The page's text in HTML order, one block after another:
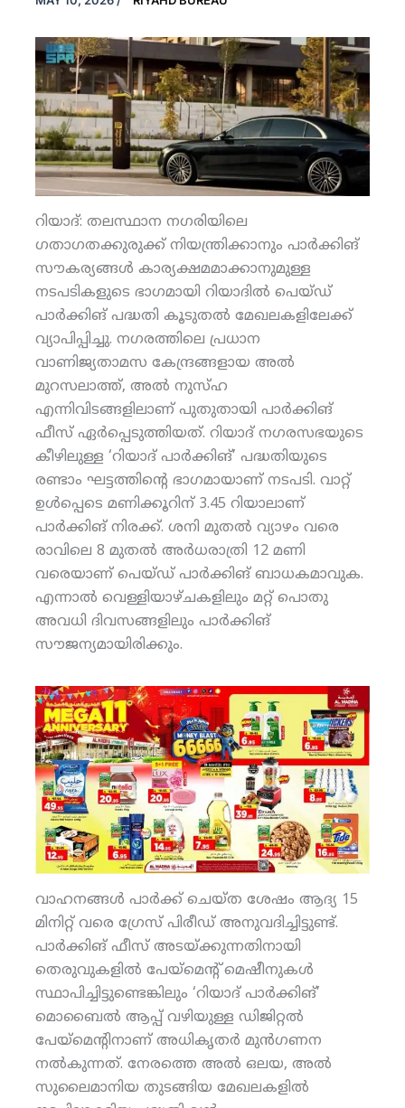
റിയാദ്: തലസ്ഥാന നഗരിയിലെ
ഗതാഗതക്കുരുക്ക് നിയന്ത്രിക്കാനും പാര്‍ക്കിങ്
സൗകര്യങ്ങള്‍ കാര്യക്ഷമമാക്കാനുമുള്ള
നടപടികളുടെ ഭാഗമായി റിയാദില്‍ പെയ്ഡ്
പാര്‍ക്കിങ് പദ്ധതി കൂടുതല്‍ മേഖലകളിലേക്ക്
വ്യാപിപ്പിച്ചു. നഗരത്തിലെ പ്രധാന
വാണിജ്യതാമസ കേന്ദ്രങ്ങളായ അല്‍
മുറസലാത്ത്, അല്‍ നുസ്ഹ
എന്നിവിടങ്ങളിലാണ് പുതുതായി പാര്‍ക്കിങ്
ഫീസ് ഏര്‍പ്പെടുത്തിയത്. റിയാദ് നഗരസഭയുടെ
കീഴിലുള്ള ‘റിയാദ് പാര്‍ക്കിങ്’ പദ്ധതിയുടെ
രണ്ടാം ഘട്ടത്തിന്റെ ഭാഗമായാണ് നടപടി. വാറ്റ്
ഉള്‍പ്പെടെ മണിക്കൂറിന് 3.45 റിയാലാണ്
പാര്‍ക്കിങ് നിരക്ക്. ശനി മുതല്‍ വ്യാഴം വരെ
രാവിലെ 8 മുതല്‍ അര്‍ധരാത്രി 12 മണി
വരെയാണ് പെയ്ഡ് പാര്‍ക്കിങ് ബാധകമാവുക.
എന്നാല്‍ വെള്ളിയാഴ്ചകളിലും മറ്റ് പൊതു
അവധി ദിവസങ്ങളിലും പാര്‍ക്കിങ്
സൗജന്യമായിരിക്കും.
വാഹനങ്ങള്‍ പാര്‍ക്ക് ചെയ്ത ശേഷം ആദ്യ 15
മിനിറ്റ് വരെ ഗ്രേസ് പിരീഡ് അനുവദിച്ചിട്ടുണ്ട്.
പാര്‍ക്കിങ് ഫീസ് അടയ്ക്കുന്നതിനായി
തെരുവുകളില്‍ പേയ്‌മെന്റ് മെഷീനുകള്‍
സ്ഥാപിച്ചിട്ടുണ്ടെങ്കിലും ‘റിയാദ് പാര്‍ക്കിങ്’
മൊബൈല്‍ ആപ്പ് വഴിയുള്ള ഡിജിറ്റല്‍
പേയ്‌മെന്റിനാണ് അധികൃതര്‍ മുന്‍ഗണന
നല്‍കുന്നത്. നേരത്തെ അല്‍ ഒലയ, അല്‍
സുലൈമാനിയ തുടങ്ങിയ മേഖലകളില്‍